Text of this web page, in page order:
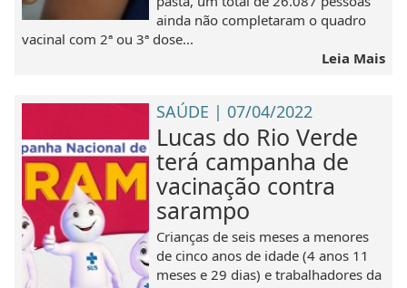
ainda não completaram o quadro
vacinal com 2ª ou 3ª dose...
Leia Mais
SAÚDE | 07/04/2022
Lucas do Rio Verde
terá campanha de
vacinação contra
sarampo
Crianças de seis meses a menores
de cinco anos de idade (4 anos 11
meses e 29 dias) e trabalhadores da